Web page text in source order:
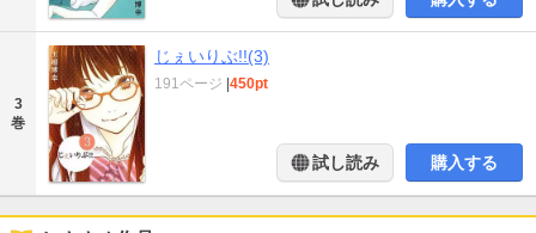
3
巻
じぇいりぶ!!(3)
191ページ 450pt
試し読み 購入する